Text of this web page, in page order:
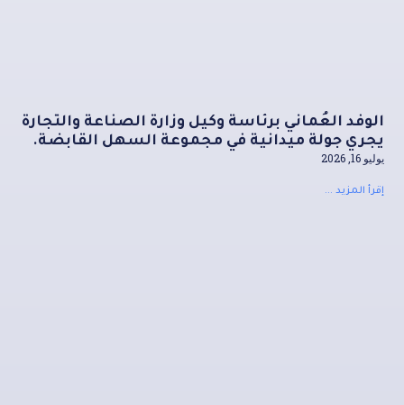
الوفد العُماني برئاسة وكيل وزارة الصناعة والتجارة
يجري جولة ميدانية في مجموعة السهل القابضة.
يوليو 16, 2026
إقرأ المزيد ...